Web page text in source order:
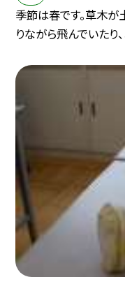
季節は春です。草木が
りながら飛んでいたり